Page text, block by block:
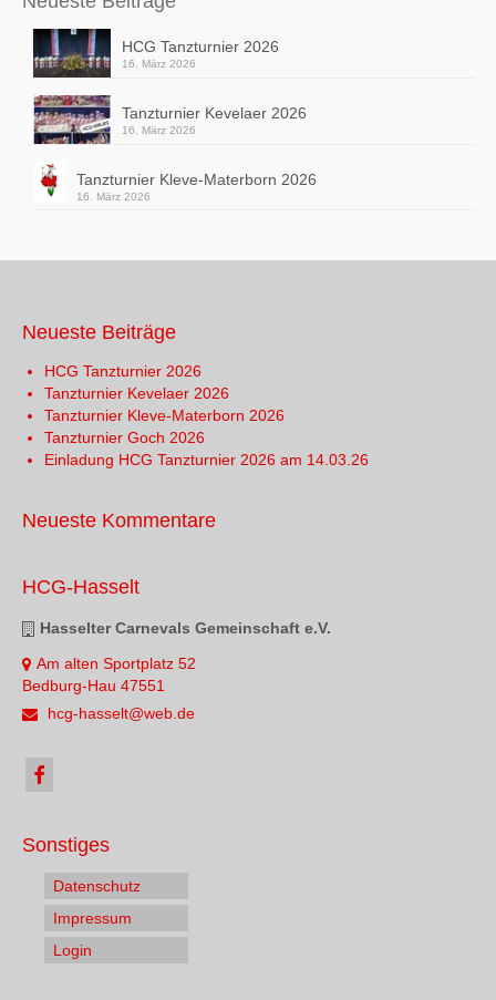
HCG Tanzturnier 2026
16. März 2026
Tanzturnier Kevelaer 2026
16. März 2026
Tanzturnier Kleve-Materborn 2026
16. März 2026
Neueste Beiträge
HCG Tanzturnier 2026
Tanzturnier Kevelaer 2026
Tanzturnier Kleve-Materborn 2026
Tanzturnier Goch 2026
Einladung HCG Tanzturnier 2026 am 14.03.26
Neueste Kommentare
HCG-Hasselt
Hasselter Carnevals Gemeinschaft e.V.
Am alten Sportplatz 52
Bedburg-Hau 47551
hcg-hasselt@web.de
Sonstiges
Datenschutz
Impressum
Login